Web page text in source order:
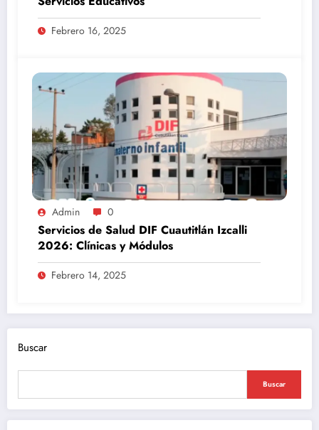
Febrero 16, 2025
Admin 0
Servicios de Salud DIF Cuautitlán Izcalli
2026: Clínicas y Módulos
Febrero 14, 2025
Buscar
Buscar